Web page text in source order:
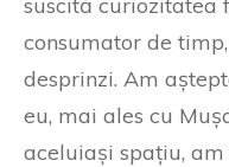
consumator de
desprinzi. Am
eu, mai ales cu
aceluiași spațiu,